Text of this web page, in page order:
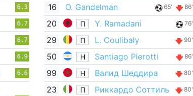
6.3
6.7
6.7
6.9
6.6
16 O. Gandelman 65' 86'
20 П Y. Ramadani 76'
29 П L. Coulibaly 90'
50 Н Santiago Pierotti 86'
99 Н Валид Шеддира 80'
23 П Риккардо Соттиль 80'